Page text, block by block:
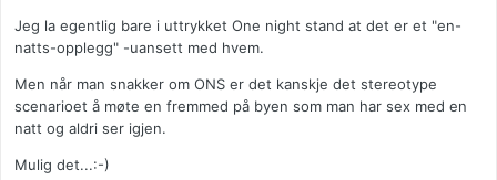
Jeg la egentlig bare i uttrykket One night stand at det er et "en-
natts-opplegg" -uansett med hvem.
Men når man snakker om ONS er det kanskje det stereotype
scenarioet å møte en fremmed på byen som man har sex med en
natt og aldri ser igjen.
Mulig det...:-)